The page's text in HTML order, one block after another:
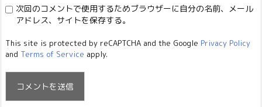
次回のコメントで使用するためブラウザーに自分の名前、メール
アドレス、サイトを保存する。
This site is protected by reCAPTCHA and the Google Privacy Policy
and Terms of Service apply.